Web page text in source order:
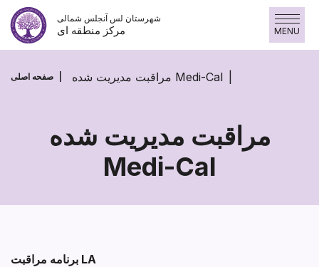
پرش
محتوا
شهرستان لس آنجلس شمالی
مرکز منطقه ای MENU
صفحه اصلی مراقبت مدیریت شده Medi-Cal
مراقبت مدیریت شده
Medi-Cal
مراقبت
برنامه مراقبت LA